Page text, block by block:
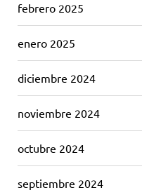
febrero 2025
enero 2025
diciembre 2024
noviembre 2024
octubre 2024
septiembre 2024